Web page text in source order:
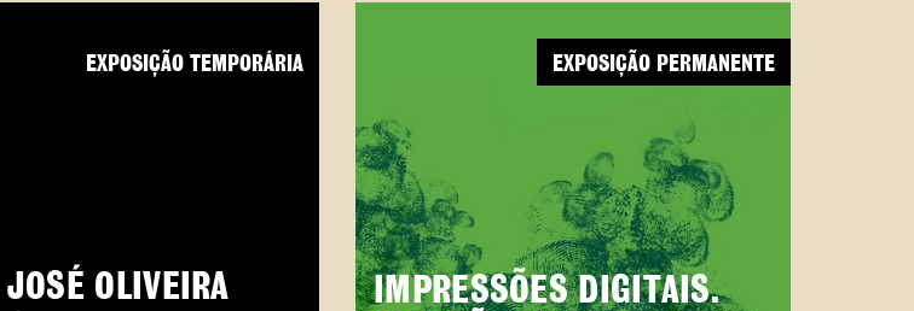
JOSÉ OLIVEIRA
EXPOSIÇÃO TEMPORÁRIA
IMPRESSÕES DIGITAIS.
EXPOSIÇÃO PERMANENTE